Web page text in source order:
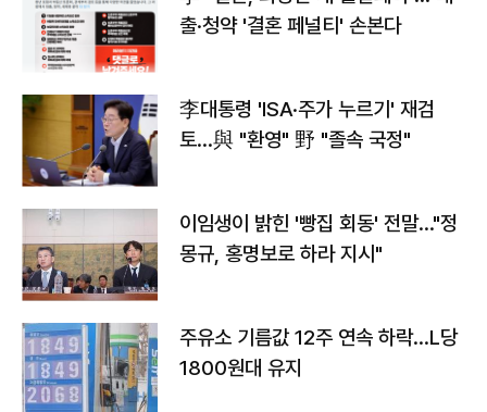
출·청약 '결혼 페널티' 손본다
李대통령 'ISA·주가 누르기' 재검
토…與 "환영" 野 "졸속 국정"
이임생이 밝힌 '빵집 회동' 전말…"정
몽규, 홍명보로 하라 지시"
주유소 기름값 12주 연속 하락…L당
1800원대 유지